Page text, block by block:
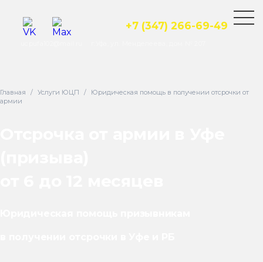
+7 (347) 266-69-49
Главная / Услуги ЮЦП /
Юридическая помощь в получении отсрочки от
армии